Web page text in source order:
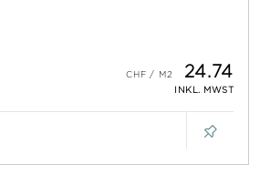
24.74
INKL. MWST